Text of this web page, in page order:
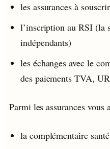
les assurances à
l’inscription au RSI (la
indépendants)
les échanges avec le
des paiements TVA,
Parmi les assurances vous
la complémentaire